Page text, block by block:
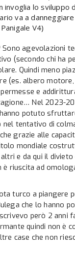
invoglia lo
va a
V4)
Sono agevolazioni
(secondo chi ha
Quindi meno
(es. albero
e
Nel 2023-
potuto
tentativo di
grazie alle
mondiale
e da qui il
riuscita ad
turco a piangere
che lo hanno
però 2 anni
quindi non è
case che non